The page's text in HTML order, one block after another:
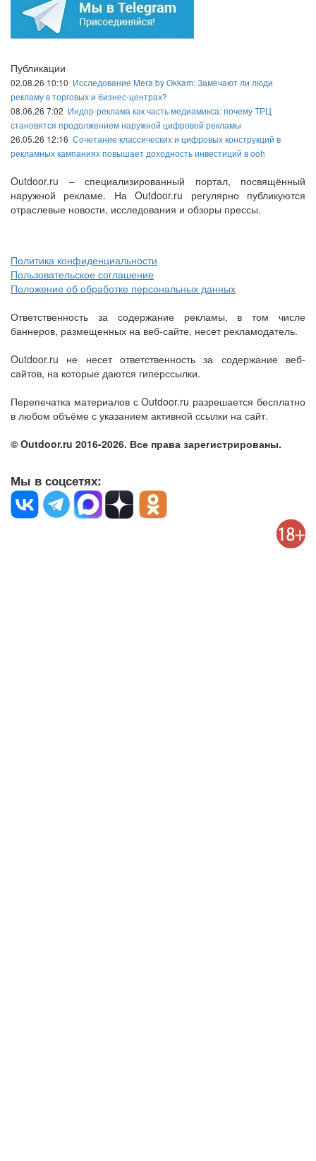
Публикации
02.08.26 10:10 Исследование Mera by Okkam: Замечают ли люди
рекламу в торговых и бизнес-центрах?
08.06.26 7:02 Индор-реклама как часть медиамикса: почему ТРЦ
становятся продолжением наружной цифровой рекламы
26.05.26 12:16 Сочетание классических и цифровых конструкций в
рекламных кампаниях повышает доходность инвестиций в ooh
Outdoor.ru – специализированный портал, посвящённый
наружной рекламе. На Outdoor.ru регулярно публикуются
отраслевые новости, исследования и обзоры прессы.
Политика конфиденциальности
Пользовательское соглашение
Положение об обработке персональных данных
Ответственность за содержание рекламы, в том числе
баннеров, размещенных на веб-сайте, несет рекламодатель.
Outdoor.ru не несет ответственность за содержание веб-
сайтов, на которые даются гиперссылки.
Перепечатка материалов с Outdoor.ru разрешается бесплатно
в любом объёме с указанием активной ссылки на сайт.
© Outdoor.ru 2016-2026. Все права зарегистрированы.
Мы в соцсетях: